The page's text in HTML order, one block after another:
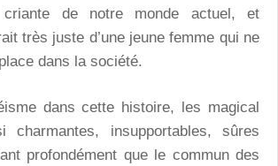
criante de notre monde actuel, et
très juste d’une jeune femme qui ne
dans la société.
dans cette histoire, les magical
charmantes, insupportables, sûres
profondément que le commun des